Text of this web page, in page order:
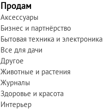
Продам
Аксессуары
Бизнес и партнёрство
Бытовая техника и электроника
Все для дачи
Другое
Животные и растения
Журналы
Здоровье и красота
Интерьер